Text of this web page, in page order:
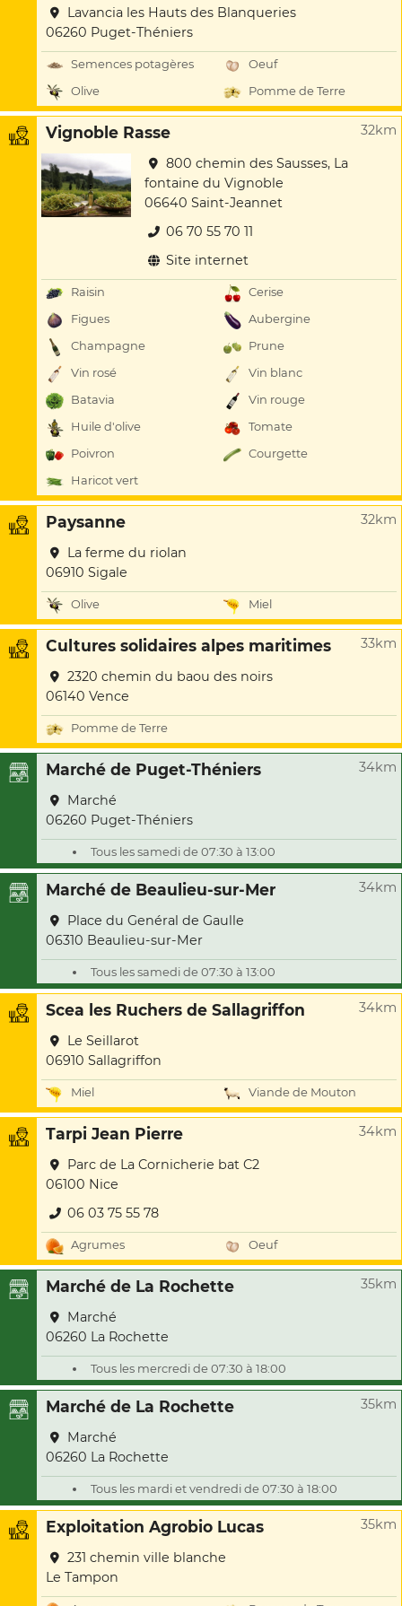
Lavancia les Hauts des Blanqueries
06260 Puget-Théniers
Semences potagères
Oeuf
Olive
Pomme de Terre
Vignoble Rasse 32km
800 chemin des Sausses, La
fontaine du Vignoble
06640 Saint-Jeannet
06 70 55 70 11
Site internet
Raisin
Cerise
Figues
Aubergine
Champagne
Prune
Vin rosé
Vin blanc
Batavia
Vin rouge
Huile d'olive
Tomate
Poivron
Courgette
Haricot vert
Paysanne 32km
La ferme du riolan
06910 Sigale
Olive Miel
Cultures solidaires alpes maritimes 33km
2320 chemin du baou des noirs
06140 Vence
Pomme de Terre
Marché de Puget-Théniers 34km
Marché
06260 Puget-Théniers
Tous les samedi de 07:30 à 13:00
Marché de Beaulieu-sur-Mer 34km
Place du Genéral de Gaulle
06310 Beaulieu-sur-Mer
Tous les samedi de 07:30 à 13:00
Scea les Ruchers de Sallagriffon 34km
Le Seillarot
06910 Sallagriffon
Miel Viande de Mouton
Tarpi Jean Pierre 34km
Parc de La Cornicherie bat C2
06100 Nice
06 03 75 55 78
Agrumes Oeuf
Marché de La Rochette 35km
Marché
06260 La Rochette
Tous les mercredi de 07:30 à 18:00
Marché de La Rochette 35km
Marché
06260 La Rochette
Tous les mardi et vendredi de 07:30 à 18:00
Exploitation Agrobio Lucas 35km
231 chemin ville blanche
Le Tampon